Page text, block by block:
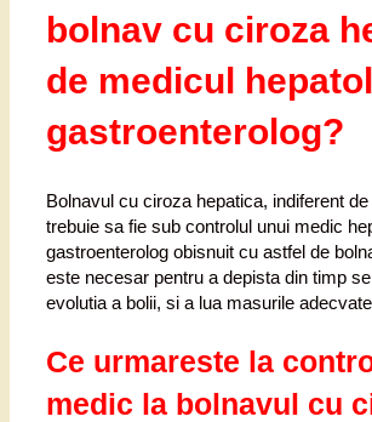
bolnav cu ciroza
de medicul
gastroenterolog?
Bolnavul cu ciroza hepatica, indiferent de
trebuie sa fie sub controlul unui medic
gastroenterolog obisnuit cu astfel de
este necesar pentru a depista din timp
evolutia a bolii, si a lua masurile adecvate
Ce urmareste la
medic la bolnavul cu